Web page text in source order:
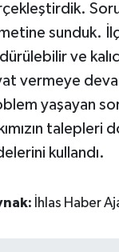
sunduk.
ve
vermeye
yaşayan
kullandı.
İhlas Haber